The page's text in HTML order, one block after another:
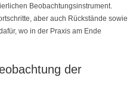
Beobachtungsinstrument.
aber auch Rückstände sowie
wo in der Praxis am Ende
der